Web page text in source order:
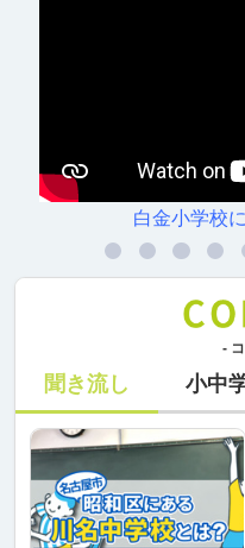
白金小学校
-
聞き流し 小中